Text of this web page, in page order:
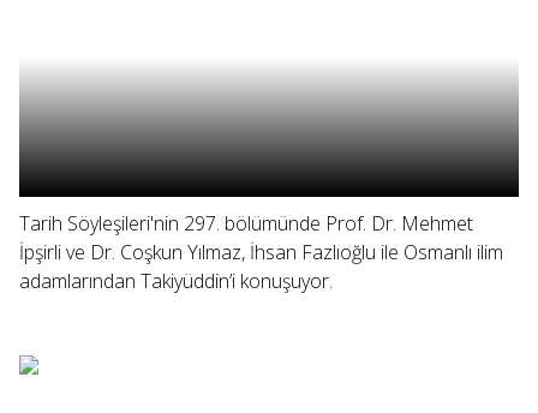
Tarih Söyleşileri'nin 297. bölümünde Prof. Dr. Mehmet
İpşirli ve Dr. Coşkun Yılmaz, İhsan Fazlıoğlu ile Osmanlı ilim
adamlarından Takiyüddin’i konuşuyor.